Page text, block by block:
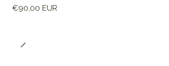
€90,00 EUR